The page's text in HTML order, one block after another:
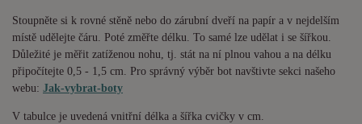
Stoupněte si k rovné stěně nebo do zárubní dveří na papír a v nejdelším
místě udělejte čáru. Poté změřte délku. To samé lze udělat i se šířkou.
Důležité je měřit zatíženou nohu, tj. stát na ní plnou vahou a na délku
připočítejte 0,5 - 1,5 cm. Pro správný výběr bot navštivte sekci našeho
webu: Jak-vybrat-boty
V tabulce je uvedená vnitřní délka a šířka cvičky v cm.